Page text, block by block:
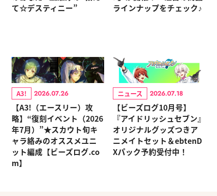
て☆デスティニー”
ラインナップをチェック♪
A3! 2026.07.26
【A3!（エースリー）攻
略】“復刻イベント（2026
年7月）”★スカウト旬キ
ャラ絡みのオススメユニ
ット編成【ビーズログ.co
m】
ニュース 2026.07.18
【ビーズログ10月号】
『アイドリッシュセブン』
オリジナルグッズつきア
ニメイトセット＆ebtenD
Xパック予約受付中！